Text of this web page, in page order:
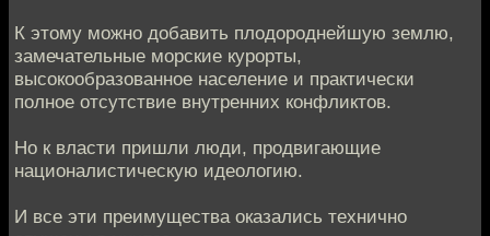
К этому можно добавить плодороднейшую землю,
замечательные морские курорты,
высокообразованное население и практически
полное отсутствие внутренних конфликтов.
Но к власти пришли люди, продвигающие
националистическую идеологию.
И все эти преимущества оказались технично